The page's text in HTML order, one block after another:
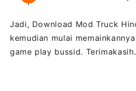
Jadi, Download Mod Truck
kemudian mulai
game play bussid. Terimakasih.